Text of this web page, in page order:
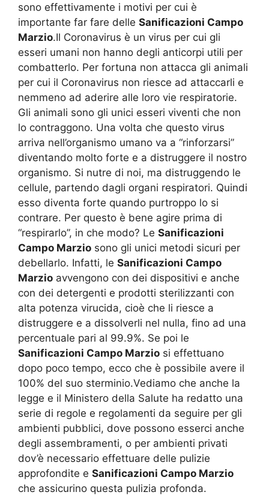
sono effettivamente i motivi per cui è
importante far fare delle Sanificazioni Campo
Marzio.Il Coronavirus è un virus per cui gli
esseri umani non hanno degli anticorpi utili per
combatterlo. Per fortuna non attacca gli animali
per cui il Coronavirus non riesce ad attaccarli e
nemmeno ad aderire alle loro vie respiratorie.
Gli animali sono gli unici esseri viventi che non
lo contraggono. Una volta che questo virus
arriva nell’organismo umano va a “rinforzarsi”
diventando molto forte e a distruggere il nostro
organismo. Si nutre di noi, ma distruggendo le
cellule, partendo dagli organi respiratori. Quindi
esso diventa forte quando purtroppo lo si
contrare. Per questo è bene agire prima di
“respirarlo”, in che modo? Le Sanificazioni
Campo Marzio sono gli unici metodi sicuri per
debellarlo. Infatti, le Sanificazioni Campo
Marzio avvengono con dei dispositivi e anche
con dei detergenti e prodotti sterilizzanti con
alta potenza virucida, cioè che li riesce a
distruggere e a dissolverli nel nulla, fino ad una
percentuale pari al 99.9%. Se poi le
Sanificazioni Campo Marzio si effettuano
dopo poco tempo, ecco che è possibile avere il
100% del suo sterminio.Vediamo che anche la
legge e il Ministero della Salute ha redatto una
serie di regole e regolamenti da seguire per gli
ambienti pubblici, dove possono esserci anche
degli assembramenti, o per ambienti privati
dov’è necessario effettuare delle pulizie
approfondite e Sanificazioni Campo Marzio
che assicurino questa pulizia profonda.